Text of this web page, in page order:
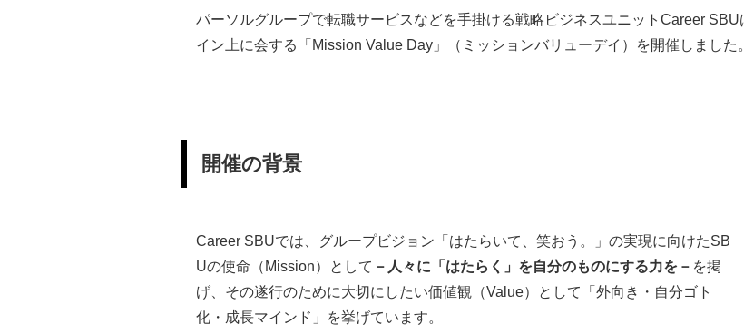
パーソルグループで転職サービスなどを手掛ける戦略ビジネスユニットCareer
イン上に会する「Mission Value Day」（ミッションバリューデイ）を開催しました。
開催の背景
Career SBUでは、グループビジョン「はたらいて、笑おう。」の実現に向けたSB
Uの使命（Mission）として －人々に「はたらく」を自分のものにする力を－ を掲
げ、その遂行のために大切にしたい価値観（Value）として「外向き・自分ゴト
化・成長マインド」を挙げています。